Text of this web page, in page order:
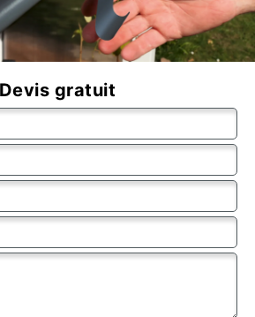
Devis gratuit